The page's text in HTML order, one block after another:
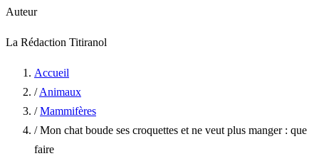
Auteur
La Rédaction Titiranol
Accueil
/ Animaux
/ Mammifères
/ Mon chat boude ses croquettes et ne veut plus manger : que
faire